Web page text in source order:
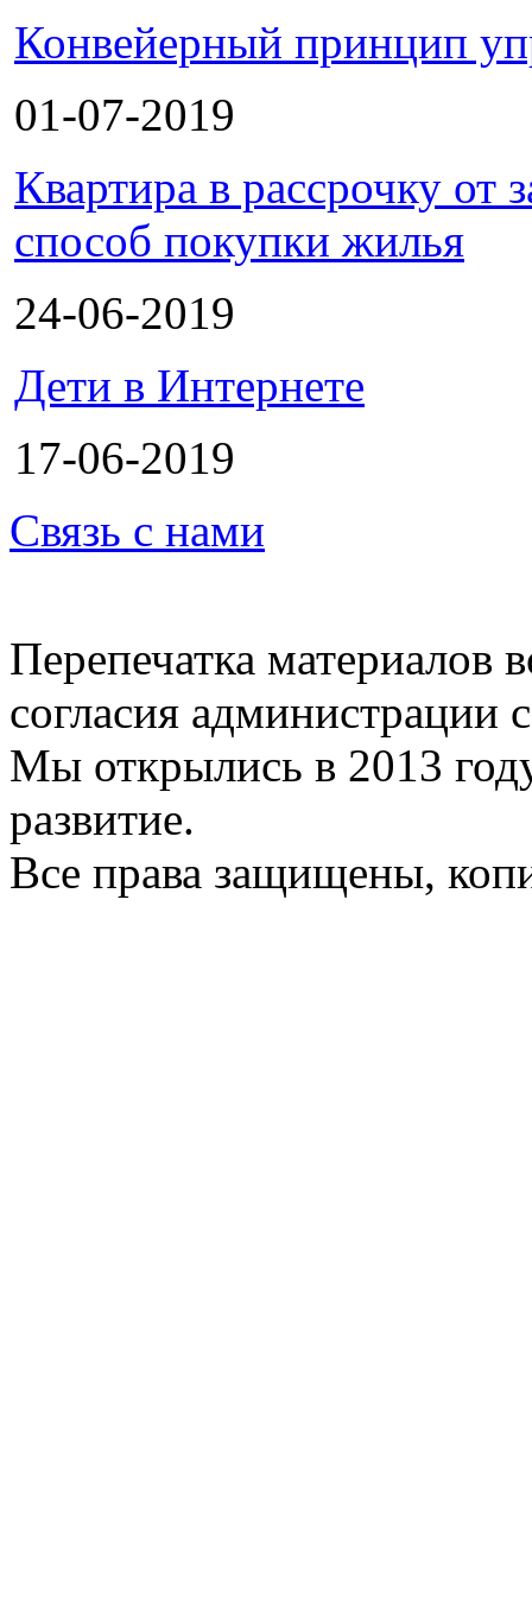
Конвейерный принцип
01-07-2019
Квартира в рассрочку
способ покупки жилья
24-06-2019
Дети в Интернете
17-06-2019
Связь с нами
Перепечатка материалов
согласия администрации
Мы открылись в 2013
развитие.
Все права защищены,